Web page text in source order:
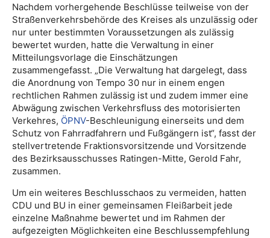
Nachdem vorhergehende Beschlüsse teilweise von der
Straßenverkehrsbehörde des Kreises als unzulässig oder
nur unter bestimmten Voraussetzungen als zulässig
bewertet wurden, hatte die Verwaltung in einer
Mitteilungsvorlage die Einschätzungen
zusammengefasst. „Die Verwaltung hat dargelegt, dass
die Anordnung von Tempo 30 nur in einem engen
rechtlichen Rahmen zulässig ist und zudem immer eine
Abwägung zwischen Verkehrsfluss des motorisierten
Verkehres, ÖPNV-Beschleunigung einerseits und dem
Schutz von Fahrradfahrern und Fußgängern ist“, fasst der
stellvertretende Fraktionsvorsitzende und Vorsitzende
des Bezirksausschusses Ratingen-Mitte, Gerold Fahr,
zusammen.
Um ein weiteres Beschlusschaos zu vermeiden, hatten
CDU und BU in einer gemeinsamen Fleißarbeit jede
einzelne Maßnahme bewertet und im Rahmen der
aufgezeigten Möglichkeiten eine Beschlussempfehlung